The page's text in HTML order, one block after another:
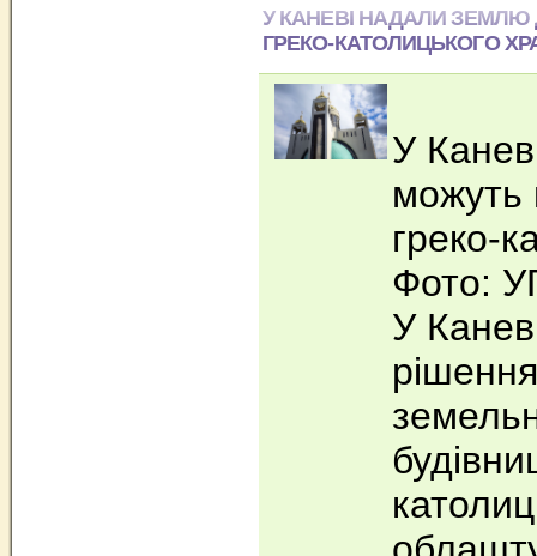
У КАНЕВІ НАДАЛИ ЗЕМЛЮ
ГРЕКО‐КАТОЛИЦЬКОГО
У
можуть
Фото:
У